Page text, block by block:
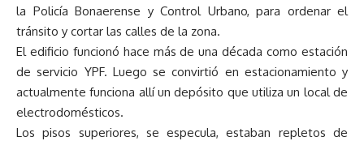
la Policía Bonaerense y Control Urbano, para ordenar el
tránsito y cortar las calles de la zona.
El edificio funcionó hace más de una década como estación
de servicio YPF. Luego se convirtió en estacionamiento y
actualmente funciona allí un depósito que utiliza un local de
electrodomésticos.
Los pisos superiores, se especula, estaban repletos de